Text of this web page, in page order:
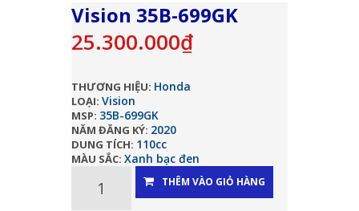
Vision 35B-699GK
25.300.000₫
THƯƠNG HIỆU: Honda
LOẠI: Vision
MSP: 35B-699GK
NĂM ĐĂNG KÝ: 2020
DUNG TÍCH: 110cc
MÀU SẮC: Xanh bạc đen
THÊM VÀO GIỎ HÀNG